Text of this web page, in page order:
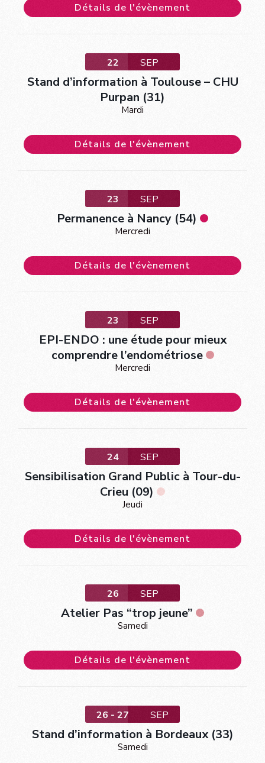
Détails de l'évènement
22 SEP
Stand d’information à Toulouse – CHU
Purpan (31)
Mardi
Détails de l'évènement
23 SEP
Permanence à Nancy (54)
Mercredi
Détails de l'évènement
23 SEP
EPI-ENDO : une étude pour mieux
comprendre l’endométriose
Mercredi
Détails de l'évènement
24 SEP
Sensibilisation Grand Public à Tour-du-
Crieu (09)
Jeudi
Détails de l'évènement
26 SEP
Atelier Pas “trop jeune”
Samedi
Détails de l'évènement
26 - 27 SEP
Stand d’information à Bordeaux (33)
Samedi